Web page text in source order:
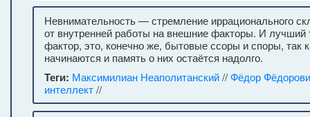
Невнимательность — стремление иррационального
от внутренней работы на внешние факторы. И лучший
фактор, это, конечно же, бытовые ссоры и споры, так
начинаются и память о них остаётся надолго.
Теги: Максимилиан Неаполитанский//Фёдор
интеллект//